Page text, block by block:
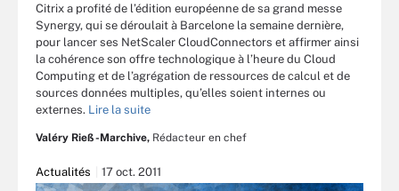
Citrix a profité de l’édition européenne de sa grand messe
Synergy, qui se déroulait à Barcelone la semaine dernière,
pour lancer ses NetScaler CloudConnectors et affirmer ainsi
la cohérence son offre technologique à l’heure du Cloud
Computing et de l’agrégation de ressources de calcul et de
sources données multiples, qu’elles soient internes ou
externes. Lire la suite
Valéry Rieß-Marchive, Rédacteur en chef
Actualités 17 oct. 2011